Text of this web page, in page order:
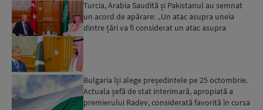
Turcia, Arabia Saudită și Pakistanul au semnat
un acord de apărare: „Un atac asupra uneia
dintre țări va fi considerat un atac asupra
Bulgaria își alege președintele pe 25 octombrie.
Actuala șefă de stat interimară, apropiată a
premierului Radev, considerată favorită în cursa